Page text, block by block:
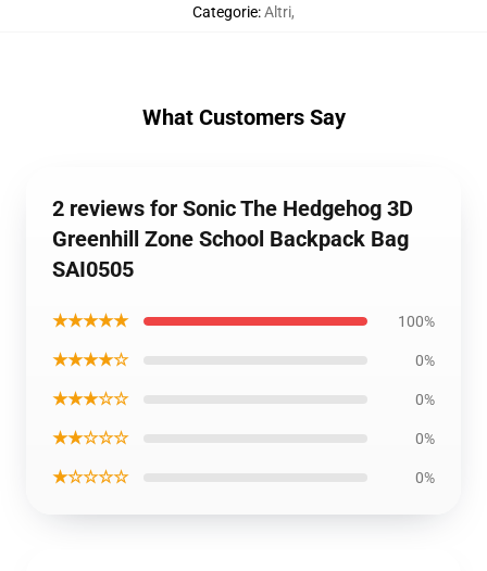
Categorie:Altri,
What Customers Say
2 reviews for Sonic The Hedgehog 3D
Greenhill Zone School Backpack Bag
SAI0505
★★★★★ 100%
★★★★☆ 0%
★★★☆☆ 0%
★★☆☆☆ 0%
★☆☆☆☆ 0%